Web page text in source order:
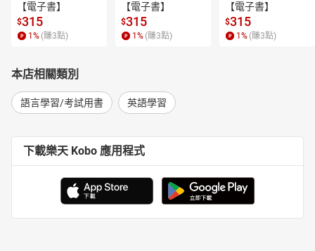
【電子書】
$315
1 % (賺3點)
【電子書】
$315
1 % (賺3點)
【電子書】
$315
1 % (賺3點)
本店相關類別
語言學習/考試用書 英語學習
下載樂天 Kobo 應用程式